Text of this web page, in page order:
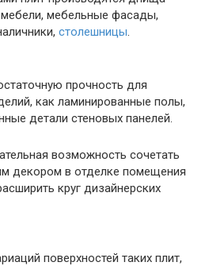
мебельные фасады,
столешницы.
прочность для
как ламинированные полы,
детали стеновых панелей.
возможность сочетать
декором в отделке помещения
круг дизайнерских
поверхностей таких плит,